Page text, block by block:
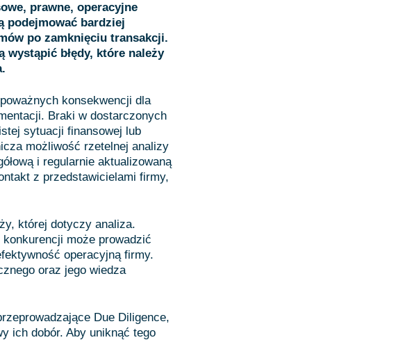
prawne, operacyjne
podejmować bardziej
po zamknięciu transakcji.
wystąpić błędy, które należy
konsekwencji dla
Braki w dostarczonych
sytuacji finansowej lub
możliwość rzetelnej analizy
i regularnie aktualizowaną
z przedstawicielami firmy,
której dotyczy analiza.
może prowadzić
operacyjną firmy.
oraz jego wiedza
Due Diligence,
ich dobór. Aby uniknąć tego